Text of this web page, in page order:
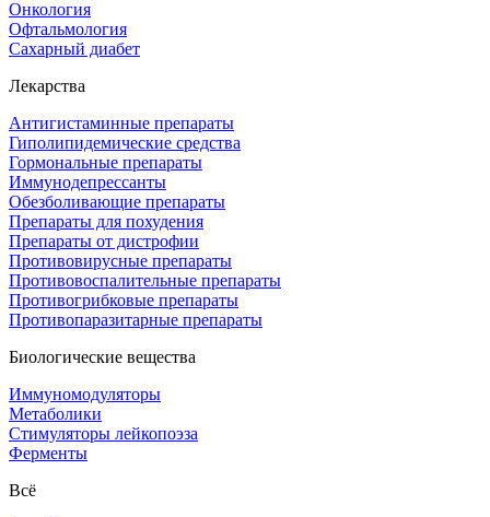
Онкология
Офтальмология
Сахарный диабет
Лекарства
Антигистаминные препараты
Гиполипидемические средства
Гормональные препараты
Иммунодепрессанты
Обезболивающие препараты
Препараты для похудения
Препараты от дистрофии
Противовирусные препараты
Противовоспалительные препараты
Противогрибковые препараты
Противопаразитарные препараты
Биологические вещества
Иммуномодуляторы
Метаболики
Стимуляторы лейкопоэза
Ферменты
Всё